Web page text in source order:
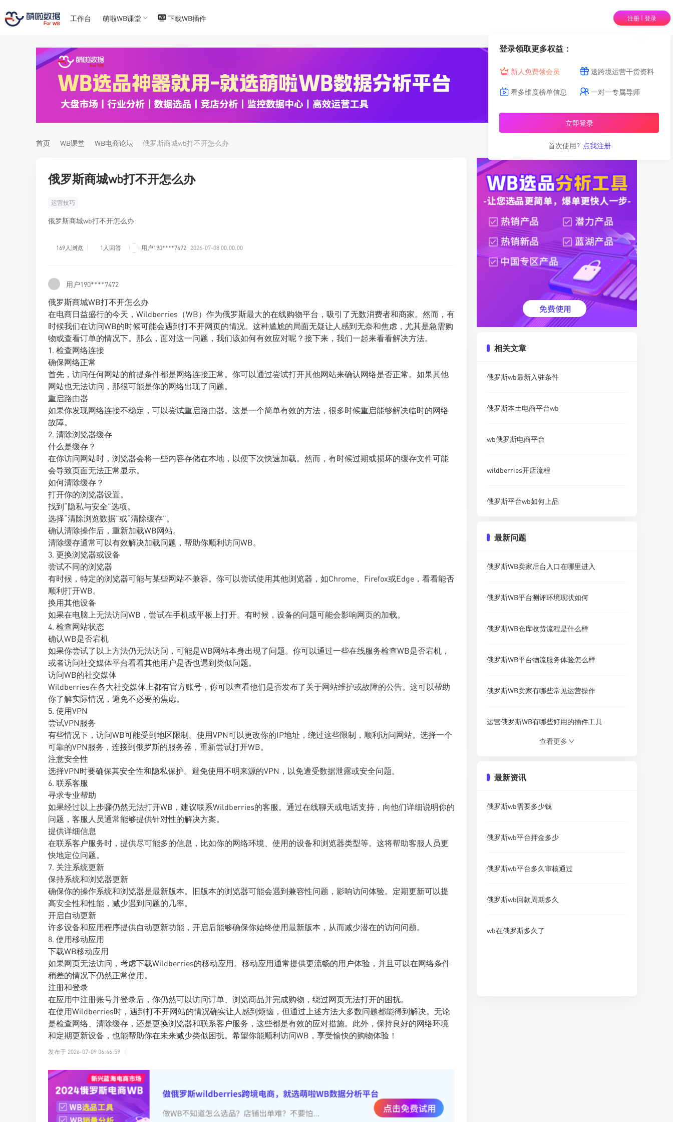
TK数据
TK数据
工作台 萌啦WB课堂 下载WB插件 注册 | 登录
登录领取更多权益：
新人免费领会员 送跨境运营干货资料
看多维度榜单信息 一对一专属导师
立即登录
首次使用? 点我注册
首页 WB课堂 WB电商论坛 俄罗斯商城wb打不开怎么办
俄罗斯商城wb打不开怎么办
运营技巧
俄罗斯商城wb打不开怎么办
169人浏览 1人回答 用户190****7472 2026-07-08 00:00:00
用户190****7472
俄罗斯商城WB打不开怎么办
在电商日益盛行的今天，Wildberries（WB）作为俄罗斯最大的在线购物平台，吸引了无数消费者和商家。然而，有
时候我们在访问WB的时候可能会遇到打不开网页的情况。这种尴尬的局面无疑让人感到无奈和焦虑，尤其是急需购
物或查看订单的情况下。那么，面对这一问题，我们该如何有效应对呢？接下来，我们一起来看看解决方法。
1. 检查网络连接
确保网络正常
首先，访问任何网站的前提条件都是网络连接正常。你可以通过尝试打开其他网站来确认网络是否正常。如果其他
网站也无法访问，那很可能是你的网络出现了问题。
重启路由器
如果你发现网络连接不稳定，可以尝试重启路由器。这是一个简单有效的方法，很多时候重启能够解决临时的网络
故障。
2. 清除浏览器缓存
什么是缓存？
在你访问网站时，浏览器会将一些内容存储在本地，以便下次快速加载。然而，有时候过期或损坏的缓存文件可能
会导致页面无法正常显示。
如何清除缓存？
打开你的浏览器设置。
找到“隐私与安全”选项。
选择“清除浏览数据”或“清除缓存”。
确认清除操作后，重新加载WB网站。
清除缓存通常可以有效解决加载问题，帮助你顺利访问WB。
3. 更换浏览器或设备
尝试不同的浏览器
有时候，特定的浏览器可能与某些网站不兼容。你可以尝试使用其他浏览器，如Chrome、Firefox或Edge，看看能否
顺利打开WB。
换用其他设备
如果在电脑上无法访问WB，尝试在手机或平板上打开。有时候，设备的问题可能会影响网页的加载。
4. 检查网站状态
确认WB是否宕机
如果你尝试了以上方法仍无法访问，可能是WB网站本身出现了问题。你可以通过一些在线服务检查WB是否宕机，
或者访问社交媒体平台看看其他用户是否也遇到类似问题。
访问WB的社交媒体
Wildberries在各大社交媒体上都有官方账号，你可以查看他们是否发布了关于网站维护或故障的公告。这可以帮助
你了解实际情况，避免不必要的焦虑。
5. 使用VPN
尝试VPN服务
有些情况下，访问WB可能受到地区限制。使用VPN可以更改你的IP地址，绕过这些限制，顺利访问网站。选择一个
可靠的VPN服务，连接到俄罗斯的服务器，重新尝试打开WB。
注意安全性
选择VPN时要确保其安全性和隐私保护。避免使用不明来源的VPN，以免遭受数据泄露或安全问题。
6. 联系客服
寻求专业帮助
如果经过以上步骤仍然无法打开WB，建议联系Wildberries的客服。通过在线聊天或电话支持，向他们详细说明你的
问题，客服人员通常能够提供针对性的解决方案。
提供详细信息
在联系客户服务时，提供尽可能多的信息，比如你的网络环境、使用的设备和浏览器类型等。这将帮助客服人员更
快地定位问题。
7. 关注系统更新
保持系统和浏览器更新
确保你的操作系统和浏览器是最新版本。旧版本的浏览器可能会遇到兼容性问题，影响访问体验。定期更新可以提
高安全性和性能，减少遇到问题的几率。
开启自动更新
许多设备和应用程序提供自动更新功能，开启后能够确保你始终使用最新版本，从而减少潜在的访问问题。
8. 使用移动应用
下载WB移动应用
如果网页无法访问，考虑下载Wildberries的移动应用。移动应用通常提供更流畅的用户体验，并且可以在网络条件
稍差的情况下仍然正常使用。
注册和登录
在应用中注册账号并登录后，你仍然可以访问订单、浏览商品并完成购物，绕过网页无法打开的困扰。
在使用Wildberries时，遇到打不开网站的情况确实让人感到烦恼，但通过上述方法大多数问题都能得到解决。无论
是检查网络、清除缓存，还是更换浏览器和联系客户服务，这些都是有效的应对措施。此外，保持良好的网络环境
和定期更新设备，也能帮助你在未来减少类似困扰。希望你能顺利访问WB，享受愉快的购物体验！
发布于 2026-07-09 06:46:59
相关文章
俄罗斯wb最新入驻条件
俄罗斯本土电商平台wb
wb俄罗斯电商平台
wildberries开店流程
俄罗斯平台wb如何上品
最新问题
俄罗斯WB卖家后台入口在哪里进入
俄罗斯WB平台测评环境现状如何
俄罗斯WB仓库收货流程是什么样
俄罗斯WB平台物流服务体验怎么样
俄罗斯WB卖家有哪些常见运营操作
运营俄罗斯WB有哪些好用的插件工具
国内卖家如何开设俄罗斯WB店铺
查看更多
最新资讯
俄罗斯wb需要多少钱
俄罗斯wb平台押金多少
俄罗斯wb平台多久审核通过
俄罗斯wb回款周期多久
wb在俄罗斯多久了